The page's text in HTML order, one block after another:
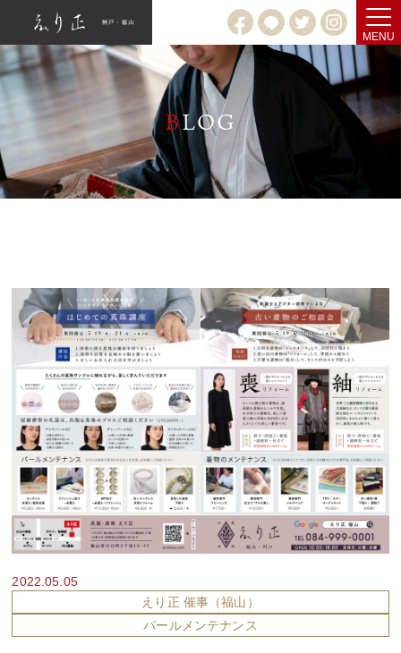
MENU
BLOG
2022.05.05
えり正 催事（福山）
パールメンテナンス